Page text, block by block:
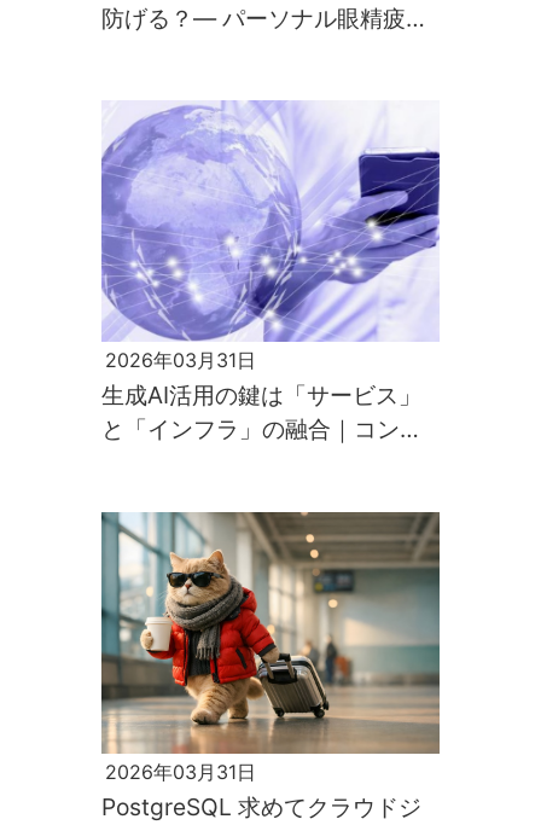
防げる？― パーソナル眼精疲労
2026年03月31日
生成AI活用の鍵は「サービス」
と「インフラ」の融合｜コンタ
2026年03月31日
PostgreSQL 求めてクラウドジ